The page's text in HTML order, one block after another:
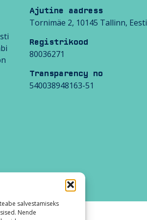
salvestamiseks
Nende
Ajutine aadress
Tornimäe 2, 10145 Tallinn, Eesti
Registrikood
80036271
Transparency no
540038948163-51